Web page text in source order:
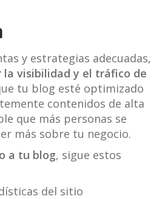
y estrategias adecuadas,
la visibilidad y el tráfico de
tu blog esté optimizado
contenidos de alta
que más personas se
más sobre tu negocio.
a tu blog, sigue estos
del sitio